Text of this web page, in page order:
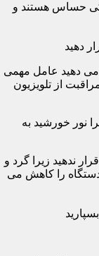
حساس هستند و
می دهید عامل مهمی
از تلویزیون
نور خورشید به
ندهید زیرا گرد و
را کاهش می